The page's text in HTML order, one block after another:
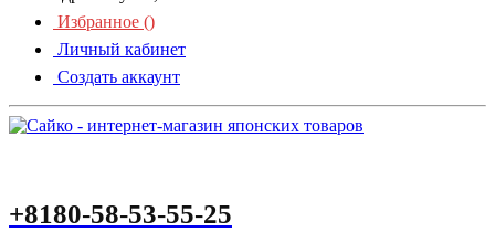
Избранное ()
Личный кабинет
Создать аккаунт
+8180-58-53-55-25